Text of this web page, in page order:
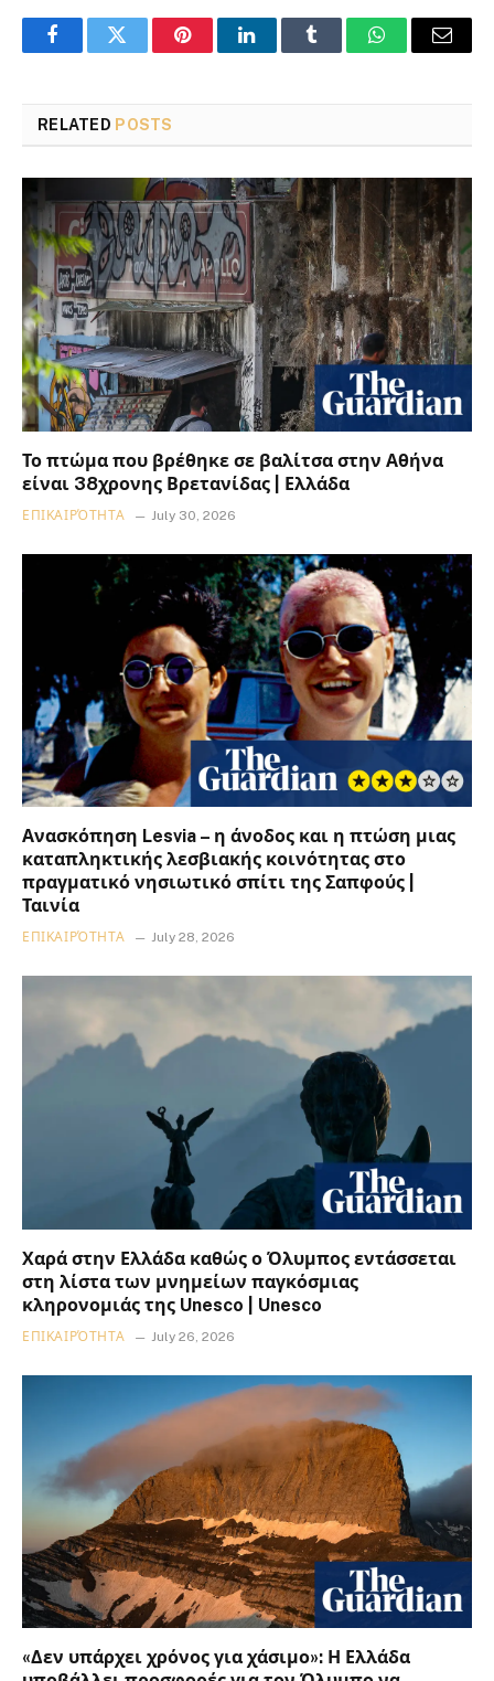
FacebookTwitter PinterestLinkedInTumblr WhatsAppEmail
RELATED POSTS
Το πτώμα που βρέθηκε σε βαλίτσα στην Αθήνα
είναι 38χρονης Βρετανίδας | Ελλάδα
ΕΠΙΚΑΙΡΌΤΗΤΑ July 30, 2026
Ανασκόπηση Lesvia – η άνοδος και η πτώση μιας
καταπληκτικής λεσβιακής κοινότητας στο
πραγματικό νησιωτικό σπίτι της Σαπφούς |
Ταινία
ΕΠΙΚΑΙΡΌΤΗΤΑ July 28, 2026
Χαρά στην Ελλάδα καθώς ο Όλυμπος εντάσσεται
στη λίστα των μνημείων παγκόσμιας
κληρονομιάς της Unesco | Unesco
ΕΠΙΚΑΙΡΌΤΗΤΑ July 26, 2026
«Δεν υπάρχει χρόνος για χάσιμο»: Η Ελλάδα